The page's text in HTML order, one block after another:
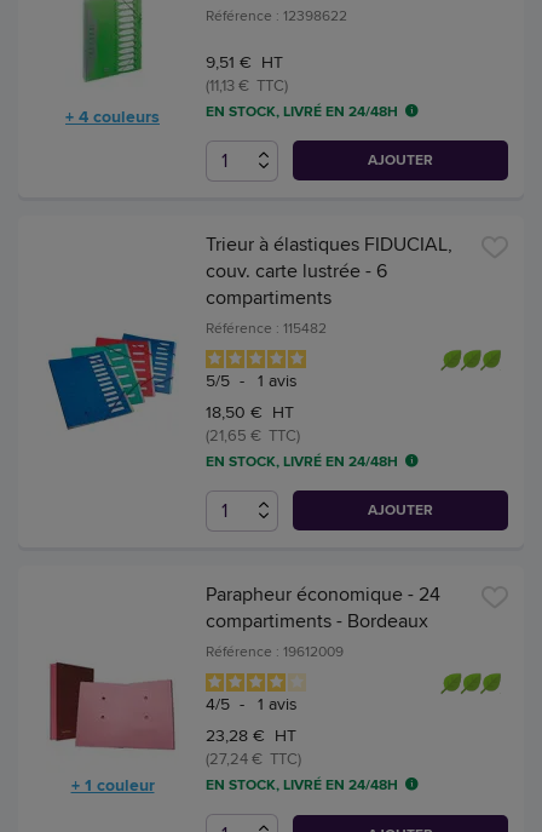
+ 4 couleurs
Référence : 12398622
9,51 € HT
(11,13 € TTC)
EN STOCK, LIVRÉ EN 24/48H
AJOUTER
Trieur à élastiques FIDUCIAL,
couv. carte lustrée - 6
compartiments
Référence : 115482
5/5 - 1 avis
18,50 € HT
(21,65 € TTC)
EN STOCK, LIVRÉ EN 24/48H
AJOUTER
+ 1 couleur
Parapheur économique - 24
compartiments - Bordeaux
Référence : 19612009
4/5 - 1 avis
23,28 € HT
(27,24 € TTC)
EN STOCK, LIVRÉ EN 24/48H